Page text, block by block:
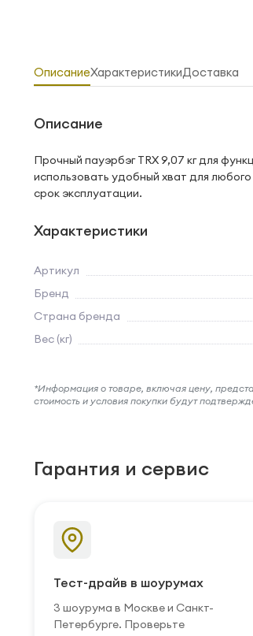
ОписаниеХарактеристикиДоставка
Описание
Прочный пауэрбэг TRX 9,07 кг для
использовать удобный хват для
срок эксплуатации.
Характеристики
Артикул
Бренд
Страна бренда
Вес (кг)
*Информация о товаре, включая цену,
стоимость и условия покупки будут
Гарантия и сервис
Тест-драйв в шоурумах
3 шоурума в Москве и Санкт-
Петербурге. Проверьте